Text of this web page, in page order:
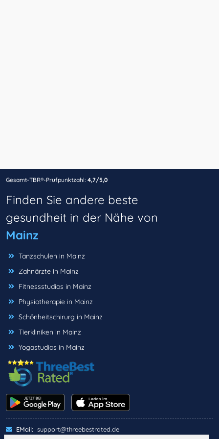
Gesamt-TBR®-Prüfpunktzahl: 4,7/5,0
Finden Sie andere beste
gesundheit in der Nähe von
Mainz
Tanzschulen in Mainz
Zahnärzte in Mainz
Fitnessstudios in Mainz
Physiotherapie in Mainz
Schönheitschirurg in Mainz
Tierkliniken in Mainz
Yogastudios in Mainz
EMail: support@threebestrated.de